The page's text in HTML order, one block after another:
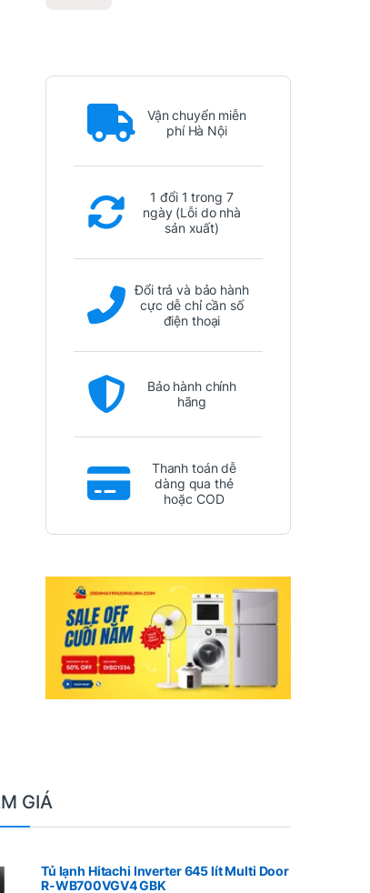
Vận chuyển miễn
phí Hà Nội
1 đổi 1 trong 7
ngày (Lỗi do nhà
sản xuất)
Đổi trả và bảo hành
cực dễ chỉ cần số
điện thoại
Bảo hành chính
hãng
Thanh toán dễ
dàng qua thẻ
hoặc COD
GIÁ
Tủ lạnh Hitachi Inverter 645 lít Multi Door
R-WB700VGV4 GBK